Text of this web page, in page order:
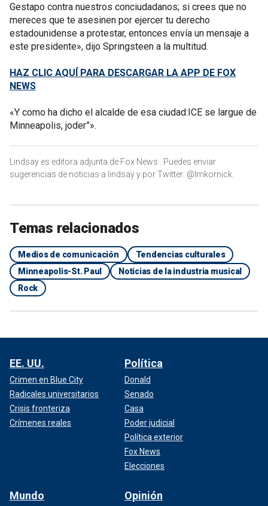
Gestapo contra nuestros conciudadanos; si crees que no
mereces que te asesinen por ejercer tu derecho
estadounidense a protestar, entonces envía un mensaje a
este presidente», dijo Springsteen a la multitud.
HAZ CLIC AQUÍ PARA DESCARGAR LA APP DE FOX
NEWS
«Y como ha dicho el alcalde de esa ciudad:ICE se largue de
Minneapolis, joder”».
Lindsay es editora adjunta de Fox News . Puedes enviar
sugerencias de noticias a lindsay y por Twitter: @lmkornick.
Temas relacionados
Medios de comunicación
Tendencias culturales
Minneapolis-St. Paul
Noticias de la industria musical
Rock
EE. UU.
Crimen en Blue City
Radicales universitarios
Crisis fronteriza
Crímenes reales
Política
Donald
Senado
Casa
Poder judicial
Política exterior
Fox News
Elecciones
Mundo Opinión